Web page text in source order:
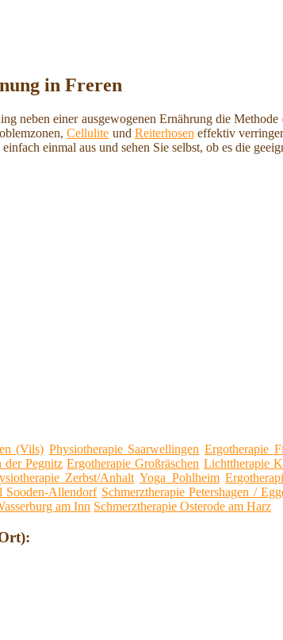
in Freren
neben einer ausgewogenen Ernährung die
Cellulite und Reiterhosen effektiv
einmal aus und sehen Sie selbst, ob es die
(Vils) Physiotherapie Saarwellingen Ergotherapie
der Pegnitz Ergotherapie Großräschen Lichttherapie
Zerbst/Anhalt Yoga Pohlheim
Sooden-Allendorf Schmerztherapie Petershagen /
am Inn Schmerztherapie Osterode am Harz